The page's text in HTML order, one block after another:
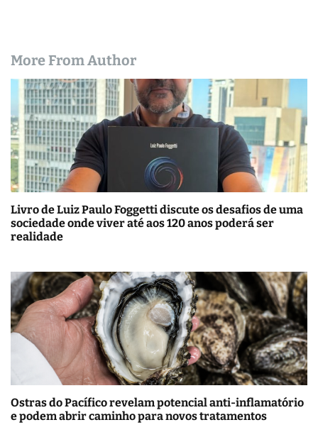
More From Author
Livro de Luiz Paulo Foggetti discute os desafios de uma
sociedade onde viver até aos 120 anos poderá ser
realidade
Ostras do Pacífico revelam potencial anti-inflamatório
e podem abrir caminho para novos tratamentos